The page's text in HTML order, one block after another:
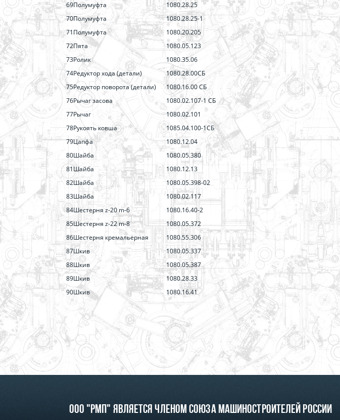
69Полумуфта
1080.28.25
70Полумуфта
1080.28.25-1
71Полумуфта
1080.20.205
72Пята
1080.05.123
73Ролик
1080.35.06
74Редуктор хода (детали)
1080.28.00СБ
75Редуктор поворота (детали)
1080.16.00 СБ
76Рычаг засова
1080.02.107-1 СБ
77Рычаг
1080.02.101
78Рукоять ковша
1085.04.100-1СБ
79Цапфа
1080.12.04
80Шайба
1080.05.380
81Шайба
1080.12.13
82Шайба
1080.05.398-02
83Шайба
1080.02.117
84Шестерня z-20 m-6
1080.16.40-2
85Шестерня z-22 m-8
1080.05.372
86Шестерня кремальерная
1080.55.306
87Шкив
1080.05.337
88Шкив
1080.05.387
89Шкив
1080.28.33
90Шкив 1080.16.41
ООО "РМП" является членом союза машиностроителей России